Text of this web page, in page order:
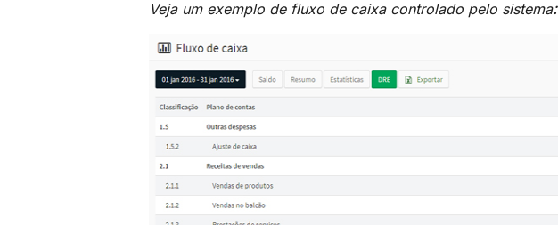
Veja um exemplo de fluxo de caixa controlado pelo sistema: